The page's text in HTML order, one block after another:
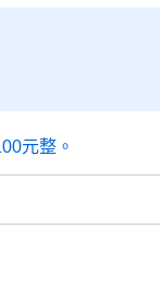
元整。